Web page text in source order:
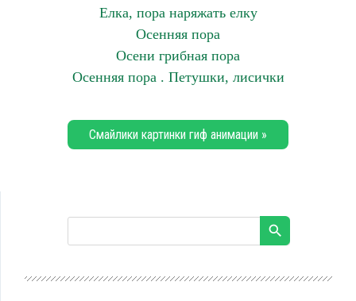
Елка, пора наряжать елку
Осенняя пора
Осени грибная пора
Осенняя пора . Петушки, лисички
Смайлики картинки гиф анимации »